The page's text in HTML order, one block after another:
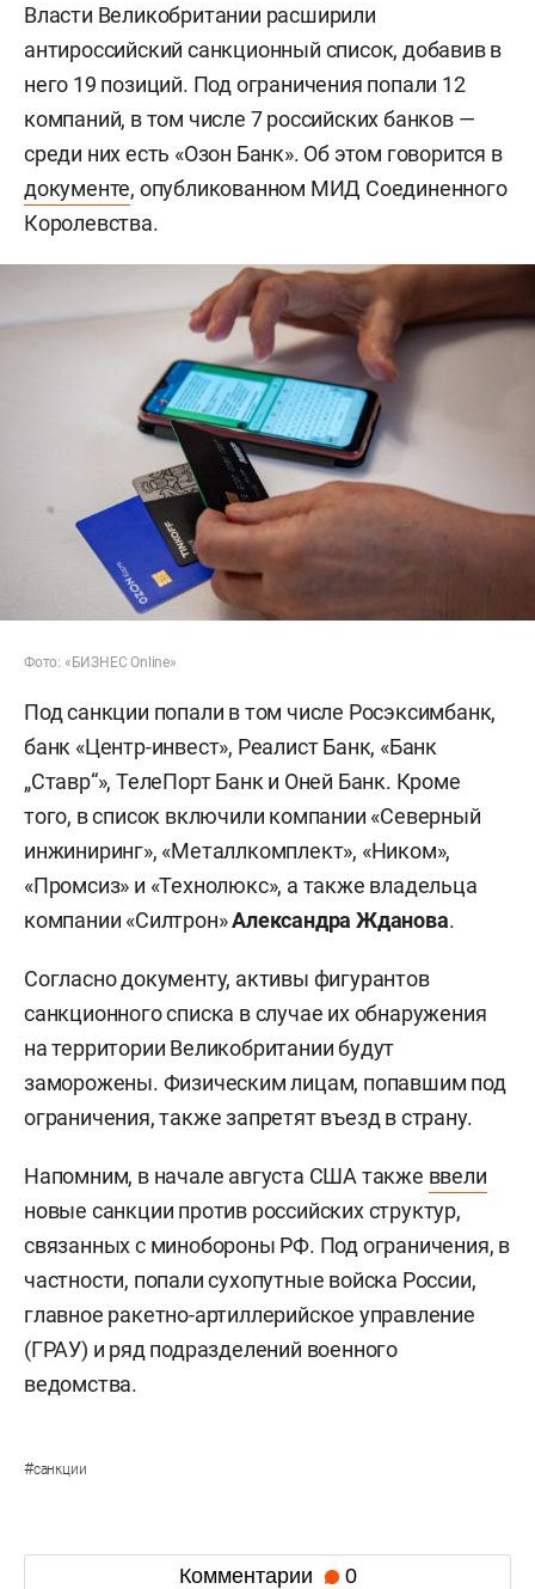
Власти Великобритании расширили
антироссийский санкционный список, добавив в
него 19 позиций. Под ограничения попали 12
компаний, в том числе 7 российских банков —
среди них есть «Озон Банк». Об этом говорится в
документе, опубликованном МИД Соединенного
Королевства.
Фото: «БИЗНЕС Online»
Под санкции попали в том числе Росэксимбанк,
банк «Центр-инвест», Реалист Банк, «Банк
„Ставр“», ТелеПорт Банк и Оней Банк. Кроме
того, в список включили компании «Северный
инжиниринг», «Металлкомплект», «Ником»,
«Промсиз» и «Технолюкс», а также владельца
компании «Силтрон»Александра Жданова.
Согласно документу, активы фигурантов
санкционного списка в случае их обнаружения
на территории Великобритании будут
заморожены. Физическим лицам, попавшим под
ограничения, также запретят въезд в страну.
Напомним, в начале августа США также ввели
новые санкции против российских структур,
связанных с минобороны РФ. Под ограничения, в
частности, попали сухопутные войска России,
главное ракетно-артиллерийское управление
(ГРАУ) и ряд подразделений военного
ведомства.
#санкции
Комментарии 0